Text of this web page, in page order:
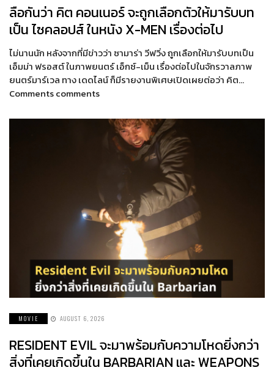
ลือกันว่า คิต คอนเนอร์ จะถูกเลือกตัวให้มารับบท
เป็น ไซคลอปส์ ในหนัง X-MEN เรื่องต่อไป
ไม่นานนัก หลังจากที่มีข่าวว่า ซามาร่า วีฟวิ่ง ถูกเลือกให้มารับบทเป็น
เอ็มม่า ฟรอสต์ ในภาพยนตร์ เอ็กซ์-เม็น เรื่องต่อไปในจักรวาลภาพ
ยนตร์มาร์เวล ทาง เดดไลน์ ก็มีรายงานพิเศษเปิดเผยต่อว่า คิต…
Comments comments
MOVIE AUGUST 6, 2026
RESIDENT EVIL จะมาพร้อมกับความโหดยิ่งกว่า
สิ่งที่เคยเกิดขึ้นใน BARBARIAN และ WEAPONS